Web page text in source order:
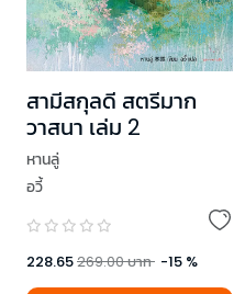
สามีสกุลดี สตรีมาก
วาสนา เล่ม 2
หานลู่
อวี้
228.65269.00บาท -15 %